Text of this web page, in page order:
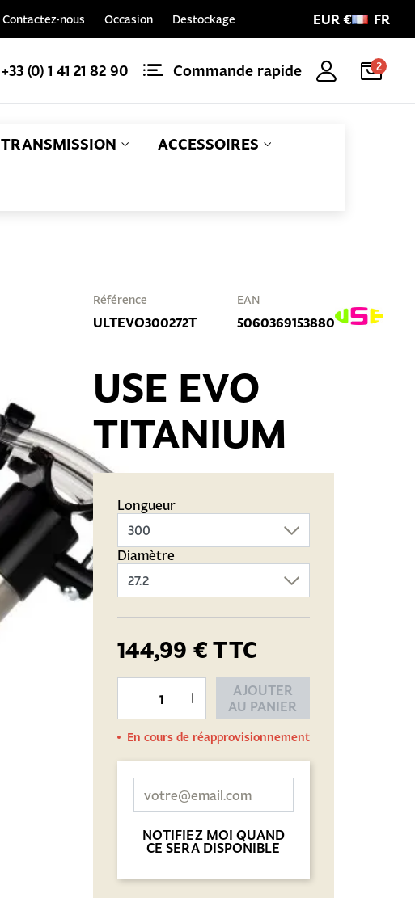
Contactez-nous Occasion Destockage EUR € FR
+33 (0) 1 41 21 82 90 Commande rapide 2
TRANSMISSION ACCESSOIRES
Référence
ULTEVO300272T
EAN
5060369153880
USE EVO
TITANIUM
Longueur
Diamètre
144,99 €TTC
AJOUTER
AU PANIER
En cours de réapprovisionnement
NOTIFIEZ MOI QUAND
CE SERA DISPONIBLE